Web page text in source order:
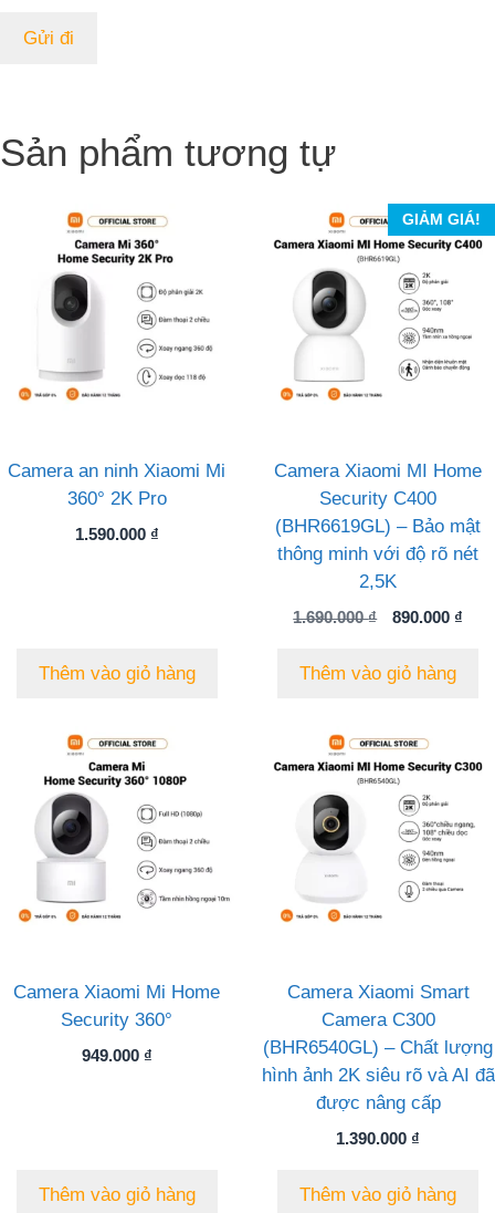
Sản phẩm tương tự
Camera an ninh Xiaomi Mi
360° 2K Pro
1.590.000 ₫
Thêm vào giỏ hàng
GIẢM GIÁ!
Camera Xiaomi MI Home
Security C400
(BHR6619GL) – Bảo mật
thông minh với độ rõ nét
2,5K
1.690.000₫
Giá
là:
1.690.000 ₫.
890.000 ₫
Thêm vào giỏ hàng
Camera Xiaomi Mi Home
Security 360°
949.000 ₫
Thêm vào giỏ hàng
Camera Xiaomi Smart
Camera C300
(BHR6540GL) – Chất lượng
hình ảnh 2K siêu rõ và AI đã
được nâng cấp
1.390.000 ₫
Thêm vào giỏ hàng